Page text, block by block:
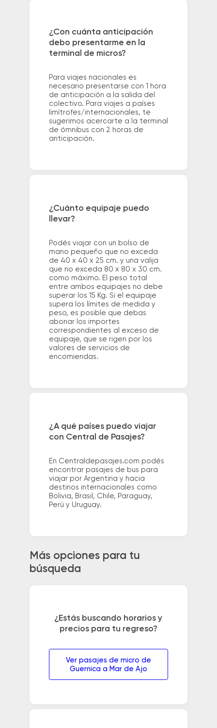
¿Con cuánta anticipación
debo presentarme en la
terminal de micros?
Para viajes nacionales es
necesario presentarse con 1 hora
de anticipación a la salida del
colectivo. Para viajes a países
limítrofes/internacionales, te
sugerimos acercarte a la terminal
de ómnibus con 2 horas de
anticipación.
¿Cuánto equipaje puedo
llevar?
Podés viajar con un bolso de
mano pequeño que no exceda
de 40 x 40 x 25 cm. y una valija
que no exceda 80 x 80 x 30 cm.
como máximo. El peso total
entre ambos equipajes no debe
superar los 15 Kg. Si el equipaje
supera los límites de medida y
peso, es posible que debas
abonar los importes
correspondientes al exceso de
equipaje, que se rigen por los
valores de servicios de
encomiendas.
¿A qué países puedo viajar
con Central de Pasajes?
En Centraldepasajes.com podés
encontrar pasajes de bus para
viajar por Argentina y hacia
destinos internacionales como
Bolivia, Brasil, Chile, Paraguay,
Perú y Uruguay.
Más opciones para tu
búsqueda
¿Estás buscando horarios y
precios para tu regreso?
Ver pasajes de micro de
Guernica a Mar de Ajo